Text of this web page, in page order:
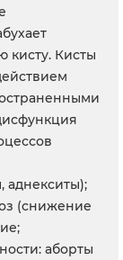
кисту. Кисты
аднекситы);
(снижение
аборты